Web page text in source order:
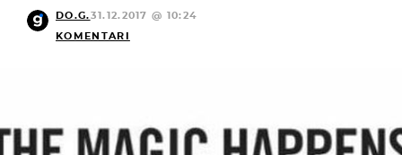
DO.G.31.12.2017 @ 10:24
KOMENTARI